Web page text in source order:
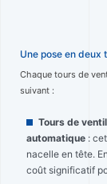
Une pose en deux
Chaque tours de
suivant :
Tours de
automatique :
nacelle en tête.
coût significatif